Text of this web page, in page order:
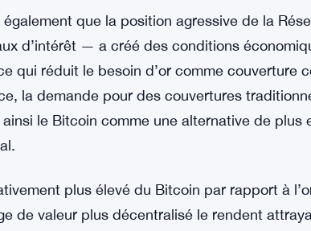
les tarifs et les cryptomonnaies pourrait
des investisseurs. Yusupov soutient qu’à
diluer l’attrait de l’or en tant que
offre des rendements relativement plus
fédérale sur l’or et le Bitcoin
que la position agressive de la
d’intérêt — a créé des conditions